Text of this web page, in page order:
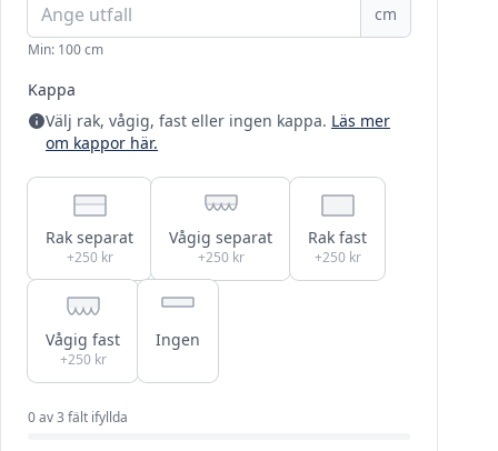
cm
Min: 100 cm
Kappa
Välj rak, vågig, fast eller ingen kappa. Läs mer
om kappor här.
Rak separat
+250 kr
Vågig separat
+250 kr
Rak fast
+250 kr
Vågig fast
+250 kr
Ingen
0av3 fält ifyllda